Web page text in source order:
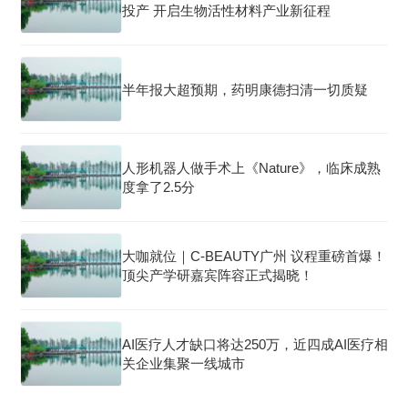
投产 开启生物活性材料产业新征程
半年报大超预期，药明康德扫清一切质疑
人形机器人做手术上《Nature》，临床成熟
度拿了2.5分
大咖就位｜C-BEAUTY广州 议程重磅首爆！
顶尖产学研嘉宾阵容正式揭晓！
AI医疗人才缺口将达250万，近四成AI医疗相
关企业集聚一线城市